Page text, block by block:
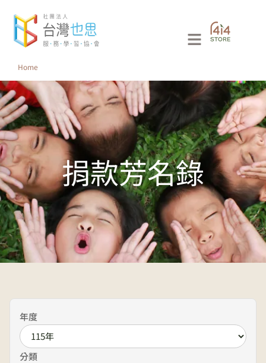
容
Main
Home
捐款芳名錄
年度
分類